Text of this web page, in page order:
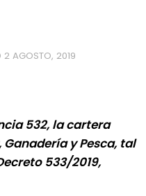
2 AGOSTO, 2019
532, la cartera
y Pesca, tal
533/2019,